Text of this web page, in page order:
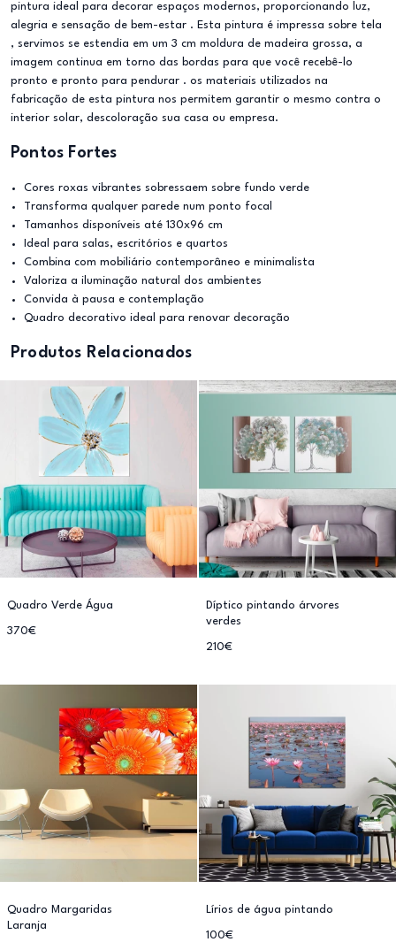
pintura ideal para decorar espaços modernos, proporcionando luz,
alegria e sensação de bem-estar . Esta pintura é impressa sobre tela
, servimos se estendia em um 3 cm moldura de madeira grossa, a
imagem continua em torno das bordas para que você recebê-lo
pronto e pronto para pendurar . os materiais utilizados na
fabricação de esta pintura nos permitem garantir o mesmo contra o
interior solar, descoloração sua casa ou empresa.
Pontos Fortes
Cores roxas vibrantes sobressaem sobre fundo verde
Transforma qualquer parede num ponto focal
Tamanhos disponíveis até 130x96 cm
Ideal para salas, escritórios e quartos
Combina com mobiliário contemporâneo e minimalista
Valoriza a iluminação natural dos ambientes
Convida à pausa e contemplação
Quadro decorativo ideal para renovar decoração
Produtos Relacionados
Quadro Verde Água
370€
Díptico pintando árvores
verdes
210€
Quadro Margaridas
Laranja
Lírios de água pintando
100€